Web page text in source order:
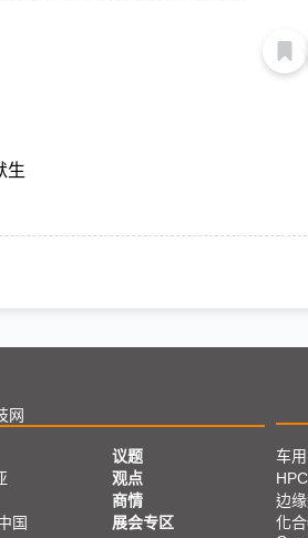
生
网
国
议题
观点
商情
展会专区
车
边
化